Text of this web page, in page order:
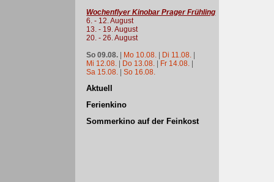
Wochenflyer Kinobar Prager Frühling
6. - 12. August
13. - 19. August
20. - 26. August
So 09.08. | Mo 10.08. | Di 11.08. |
Mi 12.08. | Do 13.08. | Fr 14.08. |
Sa 15.08. |So 16.08.
Aktuell
Ferienkino
Sommerkino auf der Feinkost